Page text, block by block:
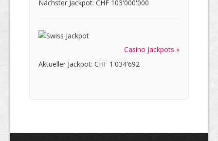
Nächster Jackpot: CHF 103'000'000
Casino Jackpots »
Aktueller Jackpot: CHF 1'034'692